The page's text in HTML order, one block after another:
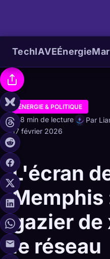
TechIAVEÉnergie
ÉNERGIE & POLITIQUE
8 min de lecture
Par
17 février 2026
L'écran
Memphis
gazier de
le réseau